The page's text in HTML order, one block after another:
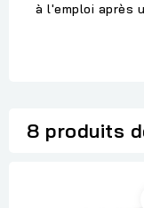
à l'emploi après
8 produits